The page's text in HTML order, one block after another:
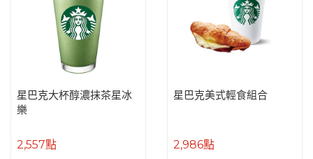
星巴克大杯醇濃抹茶星冰
樂
2,557點
星巴克美式輕食組合
2,986點